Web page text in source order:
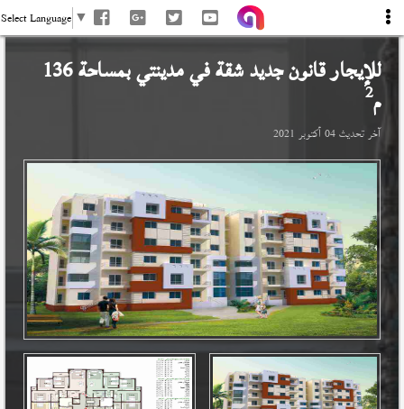
Select Language ▼
للإيجار قانون جديد شقة فيمدينتي بمساحة 136
م2
آخر تحديث04 أكتوبر 2021